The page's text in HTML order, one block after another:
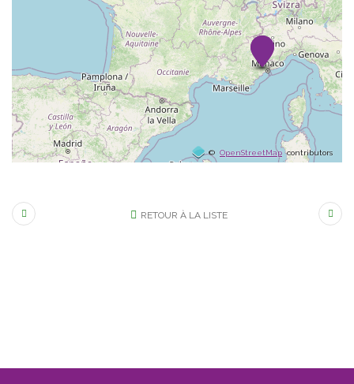
© OpenStreetMap contributors
RETOUR À LA LISTE